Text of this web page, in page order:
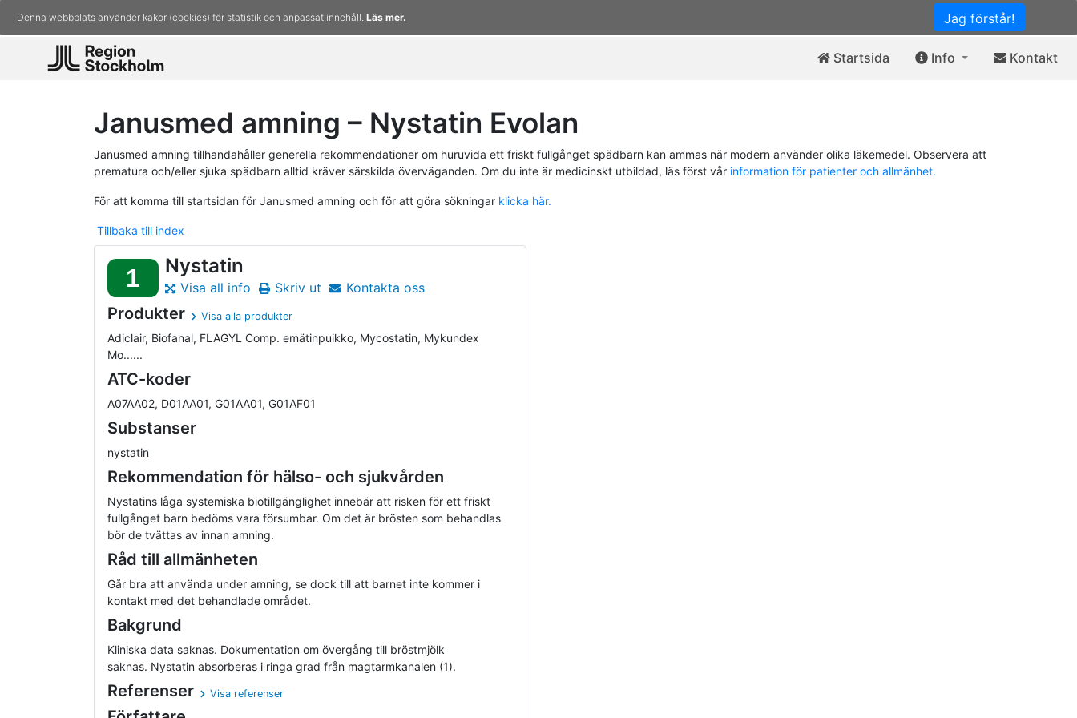
Jag förstår!
Denna webbplats använder kakor (cookies) för statistik och anpassat innehåll. Läs mer.
Startsida Info Kontakt
Janusmed amning – Nystatin Evolan
Janusmed amning tillhandahåller generella rekommendationer om huruvida ett friskt fullgånget spädbarn kan ammas när modern använder olika läkemedel. Observera att
prematura och/eller sjuka spädbarn alltid kräver särskilda överväganden. Om du inte är medicinskt utbildad, läs först vår information för patienter och allmänhet.
För att komma till startsidan för Janusmed amning och för att göra sökningar klicka här.
Tillbaka till index
1 Nystatin
Visa all info Skriv ut Kontakta oss
Produkter Visa alla produkter
Adiclair, Biofanal, FLAGYL Comp. emätinpuikko, Mycostatin, Mykundex
Mo......
ATC-koder
A07AA02, D01AA01, G01AA01, G01AF01
Substanser
nystatin
Rekommendation för hälso- och sjukvården
Nystatins låga systemiska biotillgänglighet innebär att risken för ett friskt
fullgånget barn bedöms vara försumbar. Om det är brösten som behandlas
bör de tvättas av innan amning.
Råd till allmänheten
Går bra att använda under amning, se dock till att barnet inte kommer i
kontakt med det behandlade området.
Bakgrund
Kliniska data saknas. Dokumentation om övergång till bröstmjölk
saknas. Nystatin absorberas i ringa grad från magtarmkanalen (1).
Referenser Visa referenser